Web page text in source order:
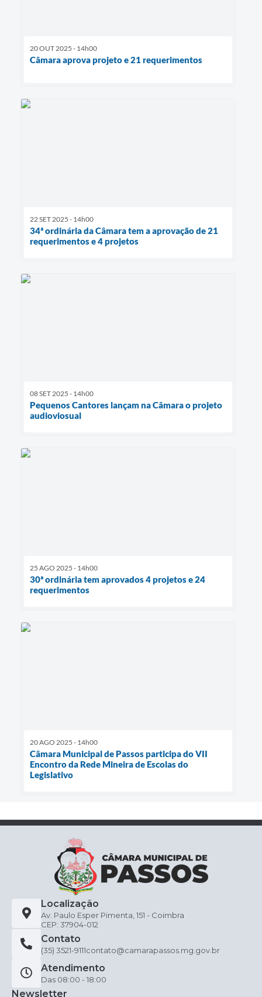
20 OUT 2025 - 14h00
Câmara aprova projeto e 21 requerimentos
22 SET 2025 - 14h00
34ª ordinária da Câmara tem a aprovação de 21
requerimentos e 4 projetos
08 SET 2025 - 14h00
Pequenos Cantores lançam na Câmara o projeto
audioviosual
25 AGO 2025 - 14h00
30ª ordinária tem aprovados 4 projetos e 24
requerimentos
20 AGO 2025 - 14h00
Câmara Municipal de Passos participa do VII
Encontro da Rede Mineira de Escolas do
Legislativo
Localização
Av. Paulo Esper Pimenta, 151 - Coimbra
CEP: 37904-012
Contato
(35) 3521-9111contato@camarapassos.mg.gov.br
Atendimento
Das 08:00 - 18:00
Newsletter